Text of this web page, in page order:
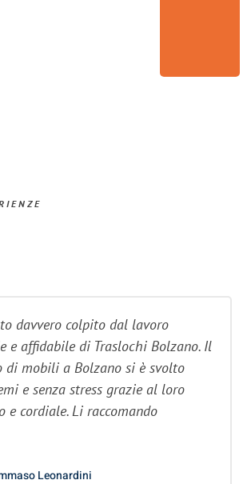
davvero colpito dal lavoro
e affidabile di Traslochi Bolzano. Il
di mobili a Bolzano si è svolto
e senza stress grazie al loro
e cordiale. Li raccomando
Leonardini